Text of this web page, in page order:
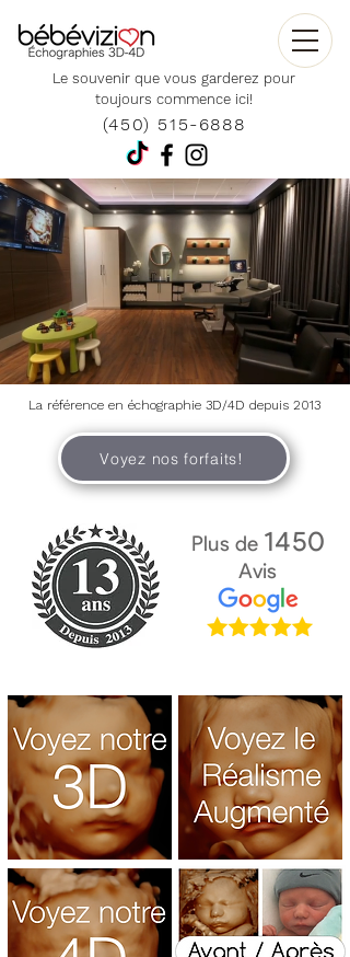
(450) 515-6888
Le souvenir que vous garderez pour
toujours commence ici!
La référence en échographie 3D/4D depuis 2013
Voyez nos forfaits!
Plus de 1450
Avis